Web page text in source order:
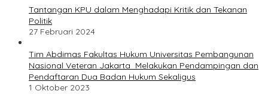
Tantangan KPU dalam Menghadapi Kritik dan Tekanan
Politik
27 Februari 2024
Tim Abdimas Fakultas Hukum Universitas Pembangunan
Nasional Veteran Jakarta Melakukan Pendampingan dan
Pendaftaran Dua Badan Hukum Sekaligus
1 Oktober 2023